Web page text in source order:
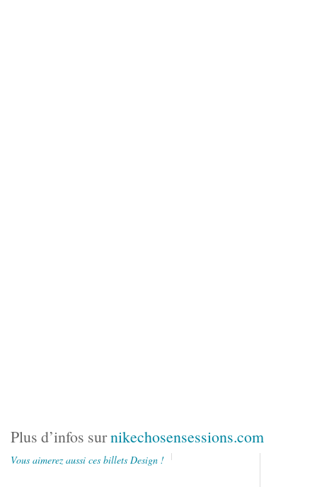
Plus d’infos surnikechosensessions.com
Vous aimerez aussi ces billets Design !